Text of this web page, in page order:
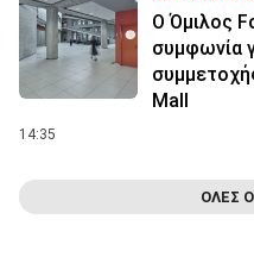
Ο Όμιλος
συμφωνία
Mall
14:35
ΟΛΕΣ